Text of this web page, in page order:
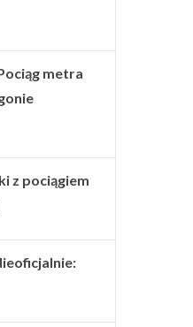
metra
z pociągiem